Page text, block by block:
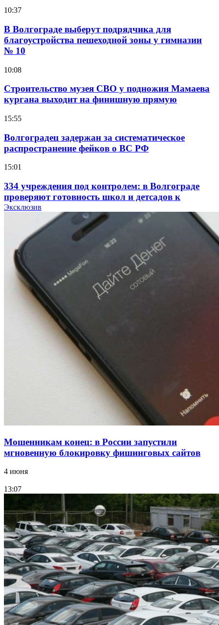
10:37
В Волгограде выберут подрядчика для
благоустройства пешеходной зоны у гимназии
№ 10
10:08
Строительство музея СВО у подножия Мамаева
кургана выходит на финишную прямую
15:55
Волгоградец задержан за систематическое
распространение фейков о ВС РФ
15:01
334 учреждения под контролем: в Волгограде
проверяют готовность школ и детсадов к
учебному году
Покушение на убийство в Волгограде: девушка
напала на незнакомую женщину с ножом
12:39
Сладкий праздник в Волгограде: в Центральном
парке прошёл фестиваль „Арбузный переполох“
Волгоградские компании нарастили экспорт:
заключены контракты на 3,6 млн долларов
Эксклюзив
Мошенникам конец: в России запустили
мгновенную блокировку фишинговых сайтов
4 июня
13:07